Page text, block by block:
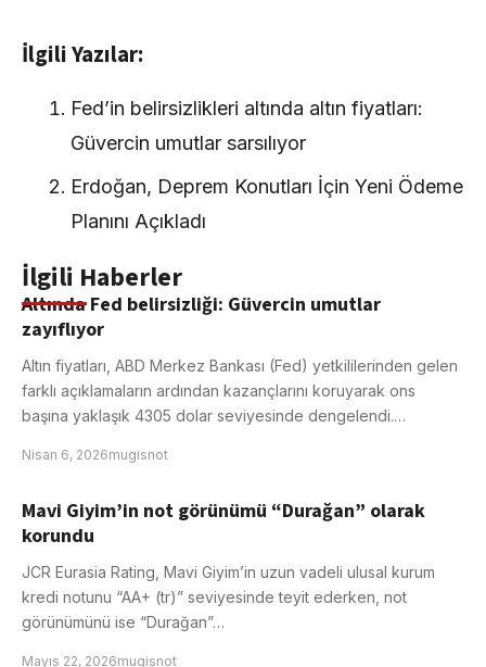
İlgili Yazılar:
Fed’in belirsizlikleri altında altın fiyatları:
Güvercin umutlar sarsılıyor
Erdoğan, Deprem Konutları İçin Yeni Ödeme
Planını Açıkladı
İlgili Haberler
Altında Fed belirsizliği: Güvercin umutlar
zayıflıyor
Altın fiyatları, ABD Merkez Bankası (Fed) yetkililerinden gelen
farklı açıklamaların ardından kazançlarını koruyarak ons
başına yaklaşık 4305 dolar seviyesinde dengelendi.…
Nisan 6, 2026mugisnot
Mavi Giyim’in not görünümü “Durağan” olarak
korundu
JCR Eurasia Rating, Mavi Giyim’in uzun vadeli ulusal kurum
kredi notunu “AA+ (tr)” seviyesinde teyit ederken, not
görünümünü ise “Durağan”…
Mayıs 22, 2026mugisnot